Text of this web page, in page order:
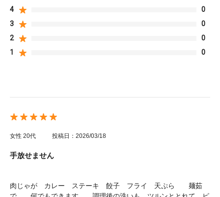
4
0
3
0
2
0
1
0
女性 20代 投稿日：2026/03/18
手放せません
肉じゃが カレー ステーキ 餃子 フライ 天ぷら 麺茹